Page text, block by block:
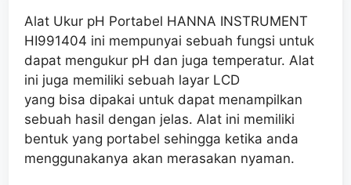
Alat Ukur pH Portabel HANNA INSTRUMENT
HI991404 ini mempunyai sebuah fungsi untuk
dapat mengukur pH dan juga temperatur. Alat
ini juga memiliki sebuah layar LCD
yang bisa dipakai untuk dapat menampilkan
sebuah hasil dengan jelas. Alat ini memiliki
bentuk yang portabel sehingga ketika anda
menggunakanya akan merasakan nyaman.